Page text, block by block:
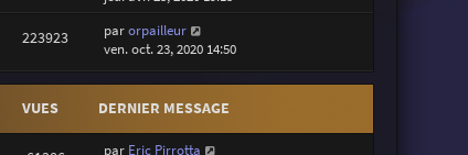
223923 parorpailleur
ven. oct. 23, 2020 14:50
VUES DERNIER MESSAGE
par Eric Pirrotta